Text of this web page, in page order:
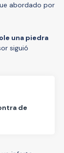
abordado por
una piedra
siguió
de